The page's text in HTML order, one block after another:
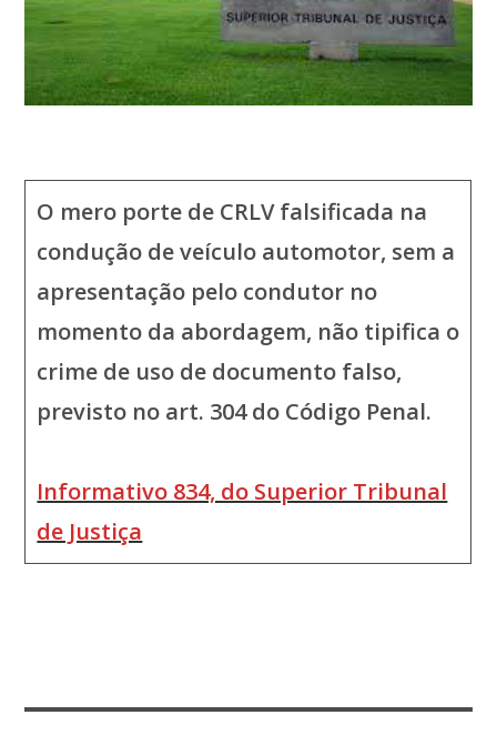
O mero porte de CRLV falsificada na
condução de veículo automotor, sem a
apresentação pelo condutor no
momento da abordagem, não tipifica o
crime de uso de documento falso,
previsto no art. 304 do Código Penal.
Informativo 834, do Superior Tribunal
de Justiça